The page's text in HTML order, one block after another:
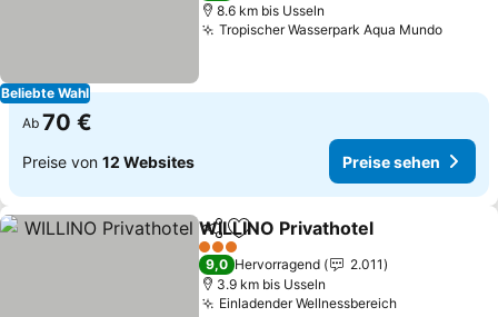
Beliebte Wahl
8.6 km bis Usseln
Tropischer Wasserpark Aqua MundoPreise
Ab 70 €
Preise von 12 Websites Preise sehen
TeilenZu Favoriten hinzufügen
WILLINO Privathotel
3 Sterne
9,0 Hervorragend
2.011
3.9 km bis Usseln
Einladender WellnessbereichPreise